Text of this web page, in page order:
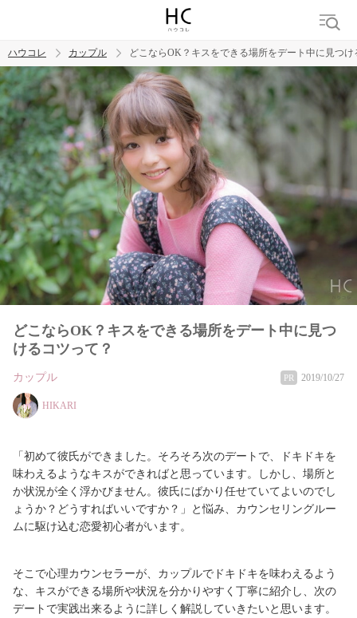
トレンド ワード
カップル デート エッチ セックス 長続き
ハウコレ カップル どこならOK？キスをできる場所をデート中に見つけ
どこならOK？キスをできる場所をデート中に見つ
けるコツって？
カップル PR 2019/10/27
HIKARI
「初めて彼氏ができました。そろそろ次のデートで、ドキドキを
味わえるようなキスができればと思っています。しかし、場所と
か状況が全く浮かびません。彼氏にばかり任せていてよいのでし
ょうか？どうすればいいですか？」と悩み、カウンセリングルー
ムに駆け込む恋愛初心者がいます。
そこで心理カウンセラーが、カップルでドキドキを味わえるよう
な、キスができる場所や状況を分かりやすく丁寧に紹介し、次の
デートで実践出来るように詳しく解説していきたいと思います。